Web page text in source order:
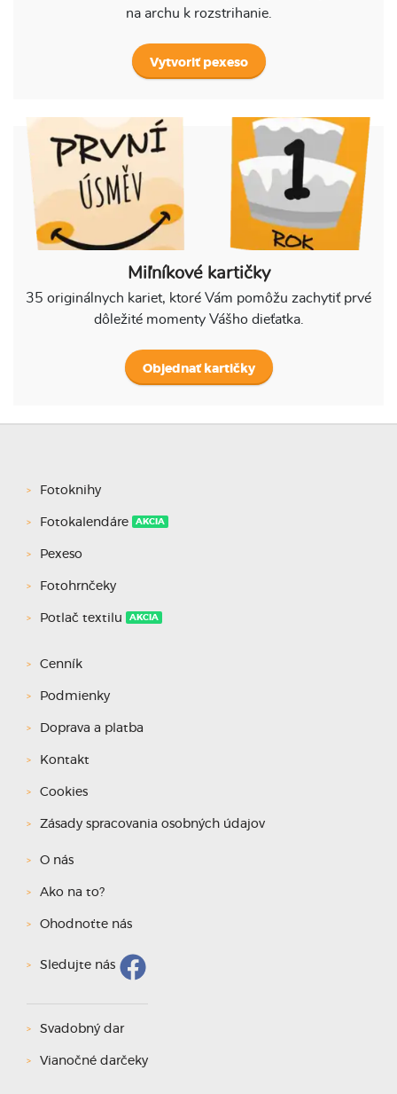
na archu k rozstrihanie.
Vytvoriť pexeso
Miľníkové kartičky
35 originálnych kariet, ktoré Vám pomôžu zachytiť prvé
dôležité momenty Vášho dieťatka.
Objednať kartičky
Fotoknihy
Fotokalendáre AKCIA
Pexeso
Fotohrnčeky
Potlač textilu AKCIA
Cenník
Podmienky
Doprava a platba
Kontakt
Cookies
Zásady spracovania osobných údajov
O nás
Ako na to?
Ohodnoťte nás
Sledujte nás
Svadobný dar
Vianočné darčeky